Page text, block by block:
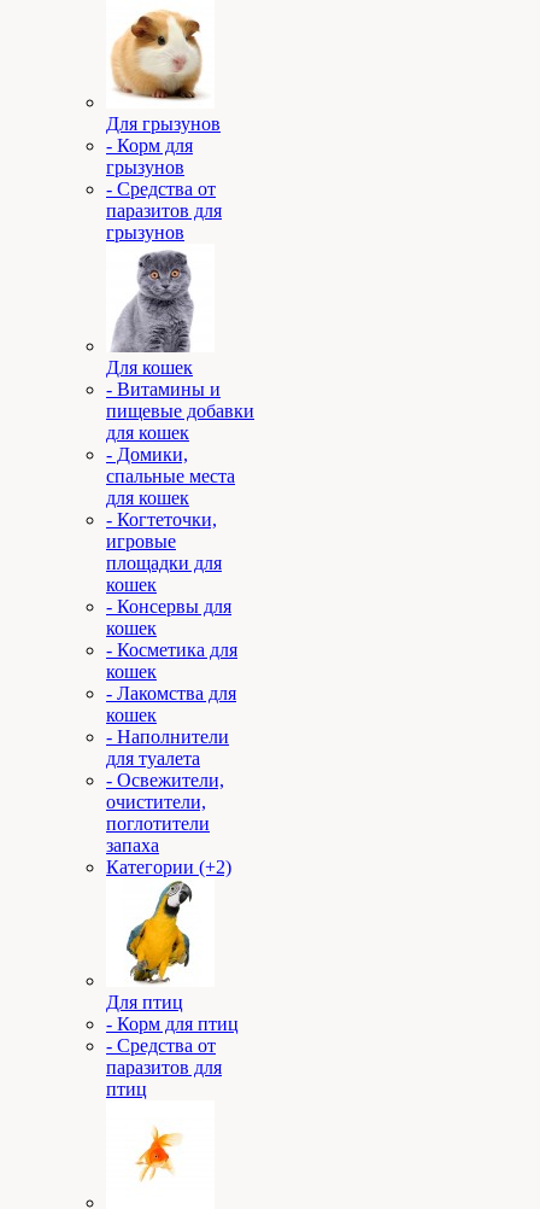
Для грызунов
- Корм для
грызунов
- Средства от
паразитов для
грызунов
Для кошек
- Витамины и
пищевые добавки
для кошек
- Домики,
спальные места
для кошек
- Когтеточки,
игровые
площадки для
кошек
- Консервы для
кошек
- Косметика для
кошек
- Лакомства для
кошек
- Наполнители
для туалета
- Освежители,
очистители,
поглотители
запаха
Категории (+2)
Для птиц
- Корм для птиц
- Средства от
паразитов для
птиц